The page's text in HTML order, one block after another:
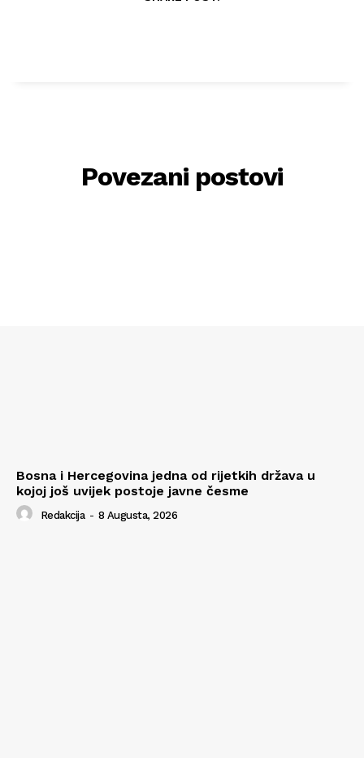
Povezani postovi
Bosna i Hercegovina jedna od rijetkih država u
kojoj još uvijek postoje javne česme
Redakcija - 8 Augusta, 2026